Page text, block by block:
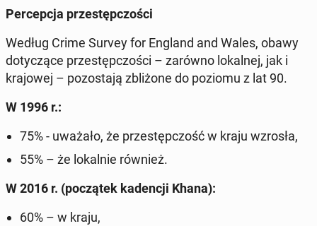
Per­cep­cja prze­stęp­czo­ści
Według Crime Survey for England and Wales, obawy
do­ty­czą­ce prze­stęp­czo­ści – zarówno lo­kal­nej, jak i
kra­jo­wej – po­zo­sta­ją zbli­żo­ne do poziomu z lat 90.
W 1996 r.:
75% - uważało, że prze­stęp­czość w kraju wzrosła,
55% – że lo­kal­nie również.
W 2016 r. (po­czą­tek ka­den­cji Khana):
60% – w kraju,